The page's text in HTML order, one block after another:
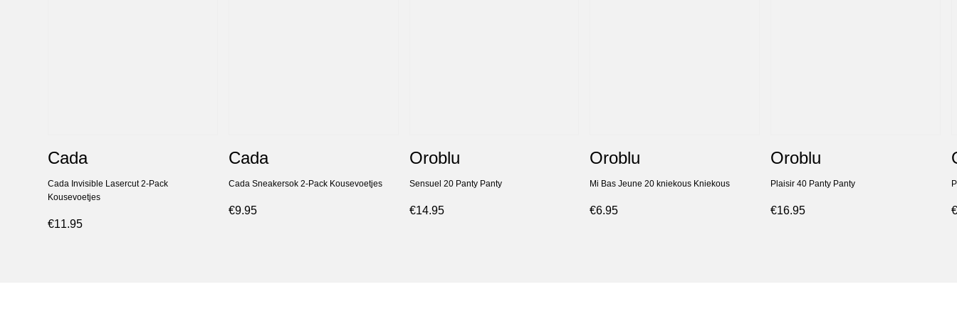
Cada
Cada Invisible Lasercut 2-Pack
Kousevoetjes
€11.95
Cada
Cada Sneakersok 2-Pack Kousevoetjes
€9.95
Oroblu
Sensuel 20 Panty Panty
€14.95
Oroblu
Mi Bas Jeune 20 kniekous Kniekous
€6.95
Oroblu
Plaisir 40 Panty Panty
€16.95